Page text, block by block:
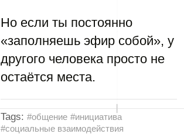
Но если ты постоянно
«заполняешь эфир собой», у
другого человека просто не
остаётся места.
Tags: #общение #инициатива
#социальные взаимодействия